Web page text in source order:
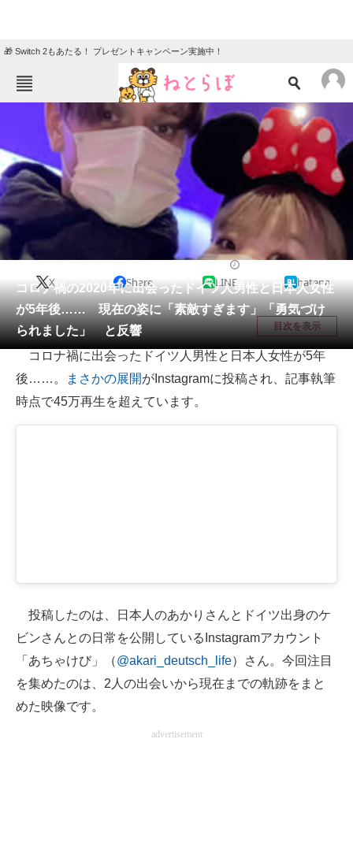
🎁 Switch 2もあたる！ プレゼントキャンペーン実施中！
ねとらぼメニュー
ニュース
エンタメ クイズ
グルメ 地域
住まい 教育・育児
動物 リサーチ
会員記事
メディア
注目記事を集めた総合ページ
ITの今と未来を見通す
経営リーダーのコミュニティ
マーケ×ITの今がよく分かる
ITエンジニア向け専門サイト
コロナ禍の2020年に出会ったドイツ人男性と日本人女性
が5年後…… 現在の姿に「素敵すぎます」「勇気づけ
られました」 と反響
X Share LINE hatena
目次を表示
コロナ禍に出会ったドイツ人男性と日本人女性が5年
後……。
まさかの展開がInstagramに投稿され、記事執筆
時点で45万再生を超えています。
投稿したのは、日本人のあかりさんとドイツ出身のケ
ビンさんとの日常を公開しているInstagramアカウント
「あちゃけび」（@akari_deutsch_life）さん。今回注目
を集めたのは、2人の出会いから現在までの軌跡をまと
めた映像です。
advertisement